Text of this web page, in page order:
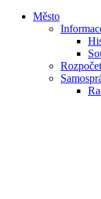
Město
Rozpočet